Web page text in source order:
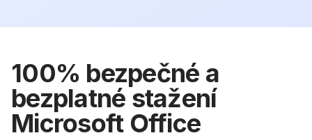
100% bezpečné a
bezplatné stažení
Microsoft Office